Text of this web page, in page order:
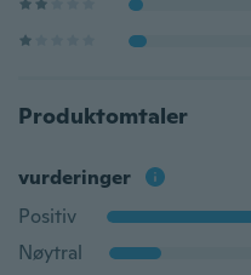
Produktomtaler
vurderinger
Positiv
Nøytral